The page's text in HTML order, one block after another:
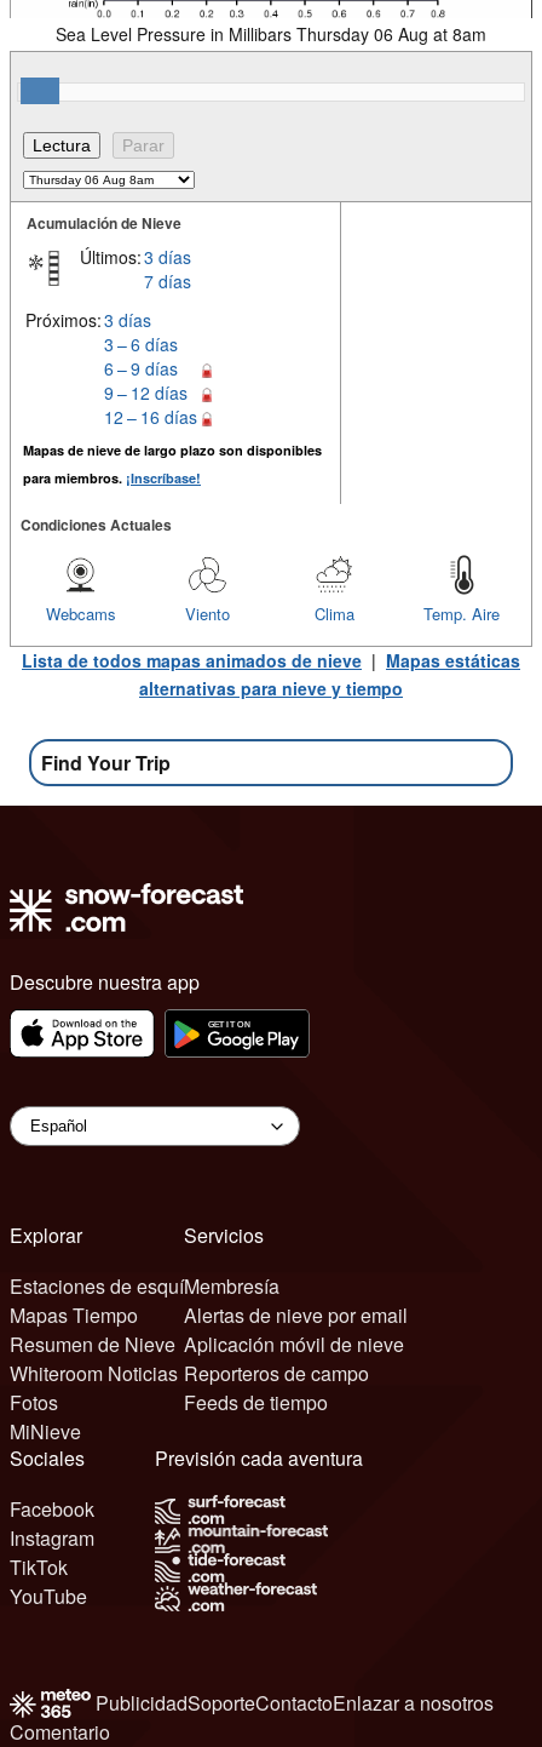
Sea Level Pressure in Millibars Thursday 06 Aug at 8am
Acumulación de Nieve
Últimos:3 días
7 días
Próximos:3 días
3 – 6 días
6 – 9 días
9 – 12 días
12 – 16 días
Mapas de nieve de largo plazo son disponibles
para miembros. ¡Inscríbase!
Condiciones Actuales
Temp. Aire
Clima
Viento
Webcams
Lista de todos mapas animados de nieve | Mapas estáticas
alternativas para nieve y tiempo
Find Your Trip
Descubre nuestra app
Explorar
Estaciones de esquí
Mapas Tiempo
Resumen de Nieve
Whiteroom Noticias
Fotos
MiNieve
Servicios
Membresía
Alertas de nieve por email
Aplicación móvil de nieve
Reporteros de campo
Feeds de tiempo
Sociales
Facebook
Instagram
TikTok
YouTube
Previsión cada aventura
PublicidadSoporteContactoEnlazar a nosotros
Comentario